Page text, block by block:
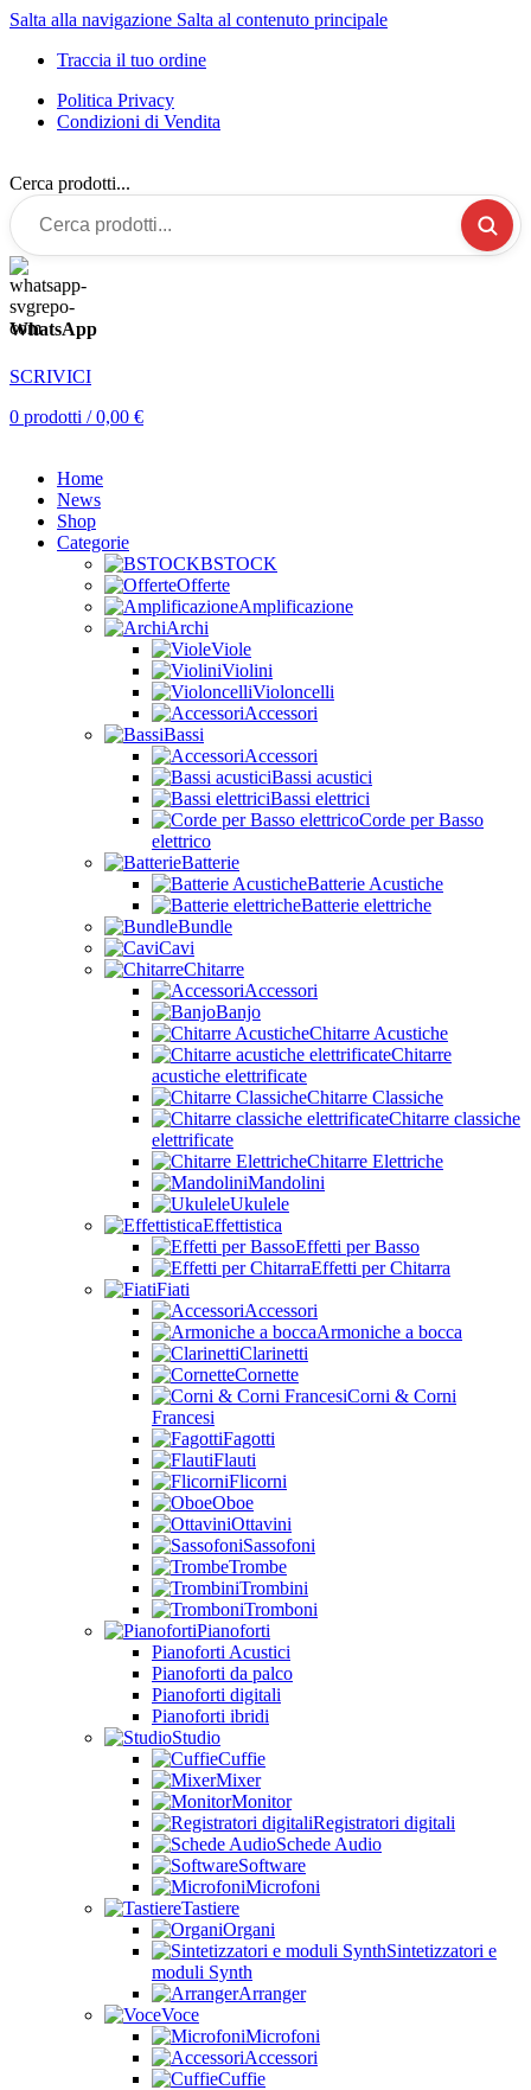
Salta alla navigazione Salta al contenuto principale
Traccia il tuo ordine
Politica Privacy
Condizioni di Vendita
Cerca prodotti...
WhatsApp
SCRIVICI
0 prodotti / 0,00 €
Home
News
Shop
Categorie
BSTOCK
Offerte
Amplificazione
Archi
Viole
Violini
Violoncelli
Accessori
Bassi
Accessori
Bassi acustici
Bassi elettrici
Corde per Basso
elettrico
Batterie
Batterie Acustiche
Batterie elettriche
Bundle
Cavi
Chitarre
Accessori
Banjo
Chitarre Acustiche
Chitarre
acustiche elettrificate
Chitarre Classiche
Chitarre classiche
elettrificate
Chitarre Elettriche
Mandolini
Ukulele
Effettistica
Effetti per Basso
Effetti per Chitarra
Fiati
Accessori
Armoniche a bocca
Clarinetti
Cornette
Corni & Corni
Francesi
Fagotti
Flauti
Flicorni
Oboe
Ottavini
Sassofoni
Trombe
Trombini
Tromboni
Pianoforti
Pianoforti Acustici
Pianoforti da palco
Pianoforti digitali
Pianoforti ibridi
Studio
Cuffie
Mixer
Monitor
Registratori digitali
Schede Audio
Software
Microfoni
Tastiere
Organi
Sintetizzatori e
moduli Synth
Arranger
Voce
Microfoni
Accessori
Cuffie